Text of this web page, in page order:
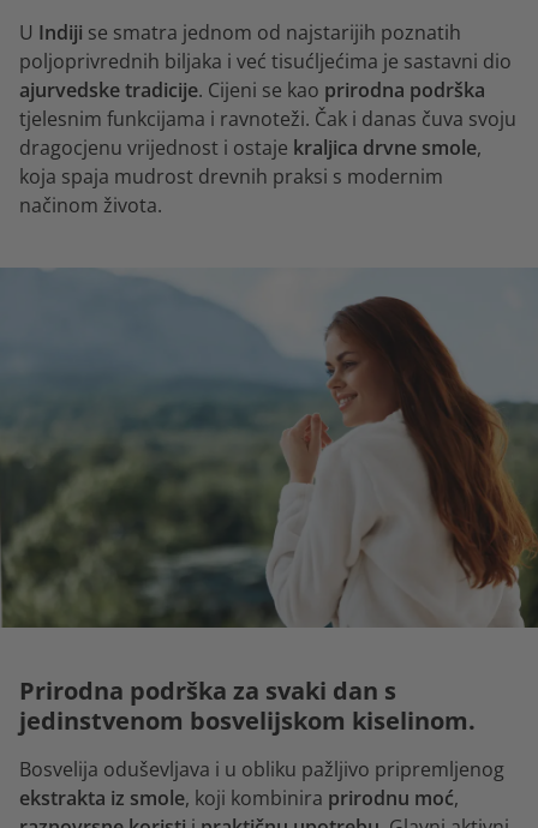
U Indiji se smatra jednom od najstarijih poznatih
poljoprivrednih biljaka i već tisućljećima je sastavni dio
ajurvedske tradicije. Cijeni se kao prirodna podrška
tjelesnim funkcijama i ravnoteži. Čak i danas čuva svoju
dragocjenu vrijednost i ostaje kraljica drvne smole,
koja spaja mudrost drevnih praksi s modernim
načinom života.
Prirodna podrška za svaki dan s
jedinstvenom bosvelijskom kiselinom.
Bosvelija oduševljava i u obliku pažljivo pripremljenog
ekstrakta iz smole, koji kombinira prirodnu moć,